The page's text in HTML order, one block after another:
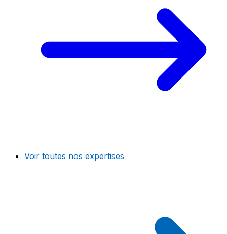
Voir toutes nos expertises